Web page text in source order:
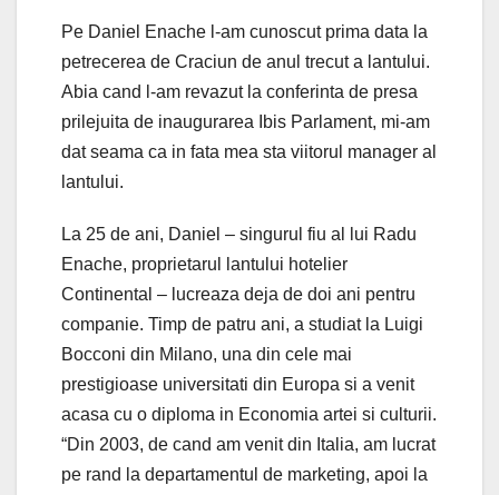
Pe Daniel Enache l-am cunoscut prima data la
petrecerea de Craciun de anul trecut a lantului.
Abia cand l-am revazut la conferinta de presa
prilejuita de inaugurarea Ibis Parlament, mi-am
dat seama ca in fata mea sta viitorul manager al
lantului.
La 25 de ani, Daniel – singurul fiu al lui Radu
Enache, proprietarul lantului hotelier
Continental – lucreaza deja de doi ani pentru
companie. Timp de patru ani, a studiat la Luigi
Bocconi din Milano, una din cele mai
prestigioase universitati din Europa si a venit
acasa cu o diploma in Economia artei si culturii.
“Din 2003, de cand am venit din Italia, am lucrat
pe rand la departamentul de marketing, apoi la